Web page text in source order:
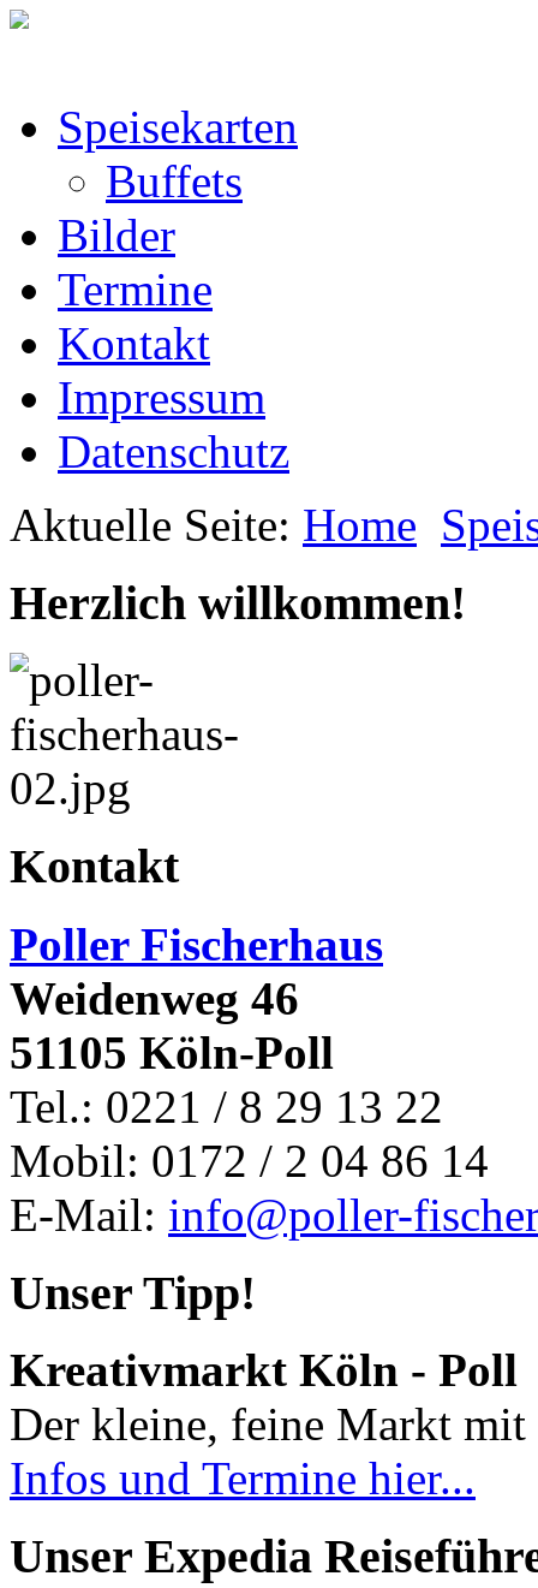
Speisekarten
Buffets
Bilder
Termine
Kontakt
Impressum
Datenschutz
Aktuelle Seite: Home
Herzlich willkommen!
Kontakt
Poller Fischerhaus
Weidenweg 46
51105 Köln-Poll
Tel.: 0221 / 8 29 13 22
Mobil: 0172 / 2 04 86 14
E-Mail: info@poller-
Unser Tipp!
Kreativmarkt Köln - Poll
Der kleine, feine Markt
Infos und Termine hier...
Unser Expedia